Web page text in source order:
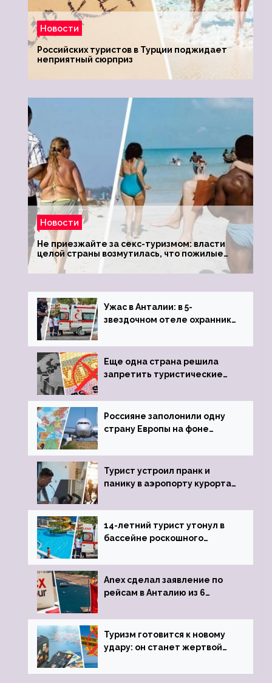
Новости
Российских туристов в Турции поджидает
неприятный сюрприз
Новости
Не приезжайте за секс-туризмом: власти
целой страны возмутилась, что пожилые
туристки массово едут к ним, чтобы
обзавестись молодыми любовниками
Ужас в Анталии: в 5-
звездочном отеле охранник
пистолета
Еще одна страна решила
запретить туристические
Россияне заполонили одну
страну Европы на фоне
виз
Турист устроил пранк и
панику в аэропорту курорта,
задержке рейса
14-летний турист утонул в
бассейне роскошного
Anex сделал заявление по
рейсам в Анталию из 6
Туризм готовится к новому
удару: он станет жертвой